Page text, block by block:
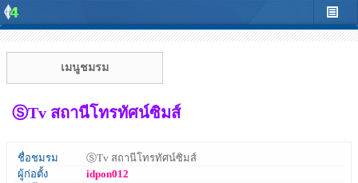
เมนูชมรม
ⓈTv สถานีโทรทัศน์ซิมส์
ชื่อชมรม
ⓈTv สถานีโทรทัศน์ซิมส์
ผู้ก่อตั้ง
idpon012